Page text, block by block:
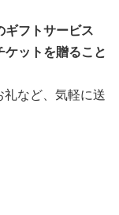
ギフトサービス
ケットを贈ること
など、気軽に送